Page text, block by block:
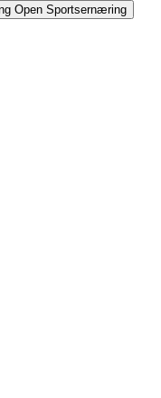
Open Sportsernæring